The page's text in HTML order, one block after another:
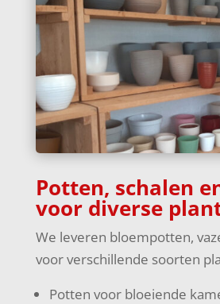
Potten, schalen
voor diverse
We leveren bloempotten,
voor verschillende soorten
Potten voor bloeiende